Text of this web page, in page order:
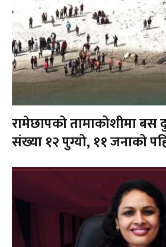
रामेछापको तामाकोशीमा बस
संख्या १२ पुग्यो, ११ जनाको